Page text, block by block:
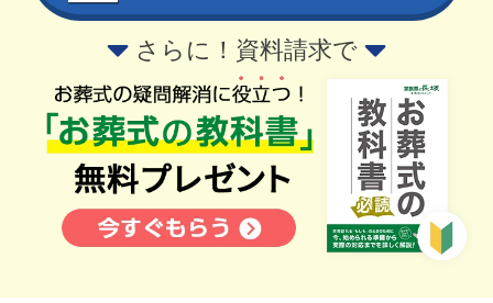
さらに！資料請求で